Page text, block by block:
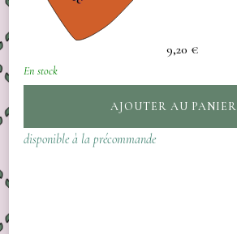
9,20 €
En stock
AJOUTER AU PANIER
disponible à la précommande